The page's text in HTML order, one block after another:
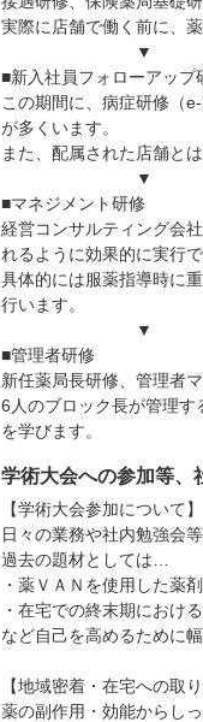
実際に店舗で働く前に、
▼
■新入社員フォローアップ
この期間に、病症研修（
が多くいます。
また、配属された店舗と
▼
■マネジメント研修
経営コンサルティング会
れるように効果的に実行
具体的には服薬指導時に
行います。
▼
■管理者研修
新任薬局長研修、管理者
6人のブロック長が管理
を学びます。
学術大会への参加等、
【学術大会参加について】
日々の業務や社内勉強会
過去の題材としては…
・薬ＶＡＮを使用した薬
・在宅での終末期におけ
など自己を高めるために
【地域密着・在宅への取り
薬の副作用・効能からし